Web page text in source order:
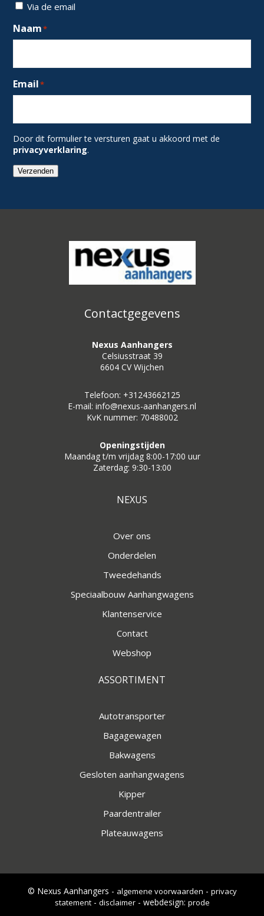
Via de email
Naam*
Email*
Door dit formulier te versturen gaat u akkoord met de
privacyverklaring.
Verzenden
Contactgegevens
Nexus Aanhangers
Celsiusstraat 39
6604 CV Wijchen
Telefoon: +31243662125
E-mail: info@nexus-aanhangers.nl
KvK nummer: 70488002
Openingstijden
Maandag t/m vrijdag 8:00-17:00 uur
Zaterdag: 9:30-13:00
NEXUS
Over ons
Onderdelen
Tweedehands
Speciaalbouw Aanhangwagens
Klantenservice
Contact
Webshop
ASSORTIMENT
Autotransporter
Bagagewagen
Bakwagens
Gesloten aanhangwagens
Kipper
Paardentrailer
Plateauwagens
© Nexus Aanhangers - algemene voorwaarden - privacy
statement- disclaimer- webdesign: prode